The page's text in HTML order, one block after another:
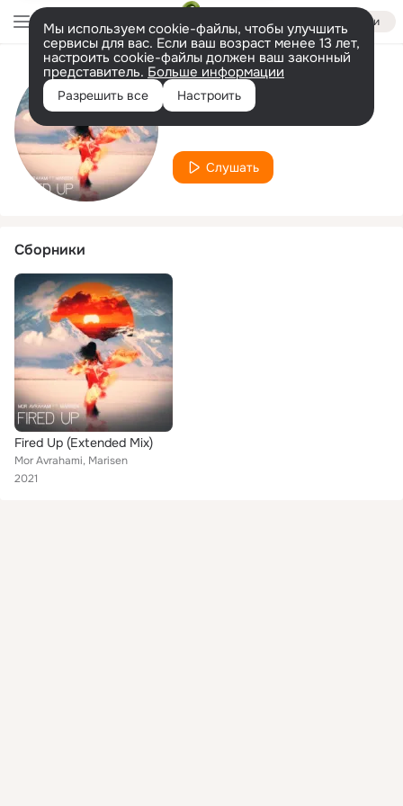
Войти
Мы используем cookie-файлы, чтобы улучшить
сервисы для вас. Если ваш возраст менее 13 лет,
настроить cookie-файлы должен ваш законный
представитель. Больше информации
Разрешить все Настроить
Исполнитель
Marisen
Слушать
Сборники
Fired Up (Extended Mix)
Mor Avrahami, Marisen
2021